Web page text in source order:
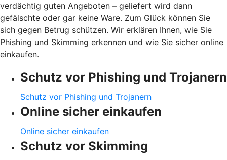
verdächtig guten Angeboten – geliefert wird dann
gefälschte oder gar keine Ware. Zum Glück können Sie
sich gegen Betrug schützen. Wir erklären Ihnen, wie Sie
Phishing und Skimming erkennen und wie Sie sicher online
einkaufen.
Schutz vor Phishing und Trojanern
Schutz vor Phishing und Trojanern
Online sicher einkaufen
Online sicher einkaufen
Schutz vor Skimming